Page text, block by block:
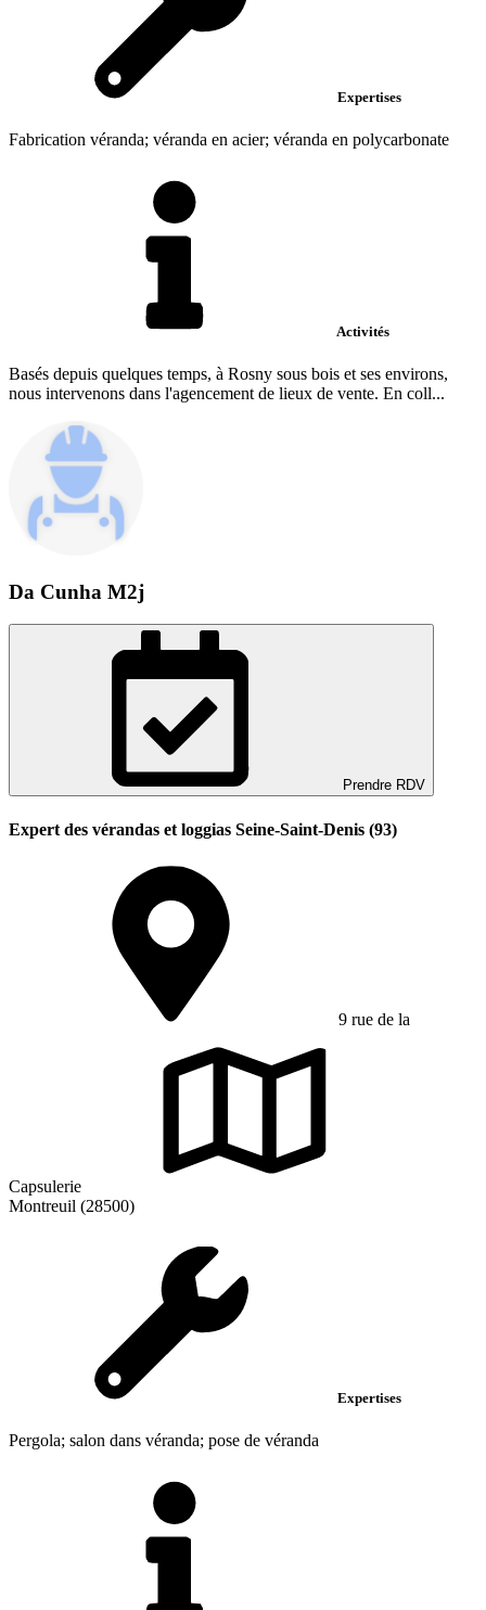
Expertises
Fabrication véranda; véranda en acier; véranda en polycarbonate
Activités
Basés depuis quelques temps, à Rosny sous bois et ses environs,
nous intervenons dans l'agencement de lieux de vente. En coll...
Da Cunha M2j
Prendre RDV
Expert des vérandas et loggias Seine-Saint-Denis (93)
9 rue de la
Capsulerie
Montreuil (28500)
Expertises
Pergola; salon dans véranda; pose de véranda